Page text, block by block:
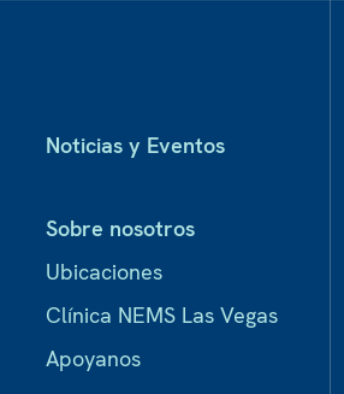
Noticias y Eventos
Sobre nosotros
Ubicaciones
Clínica NEMS Las Vegas
Apoyanos